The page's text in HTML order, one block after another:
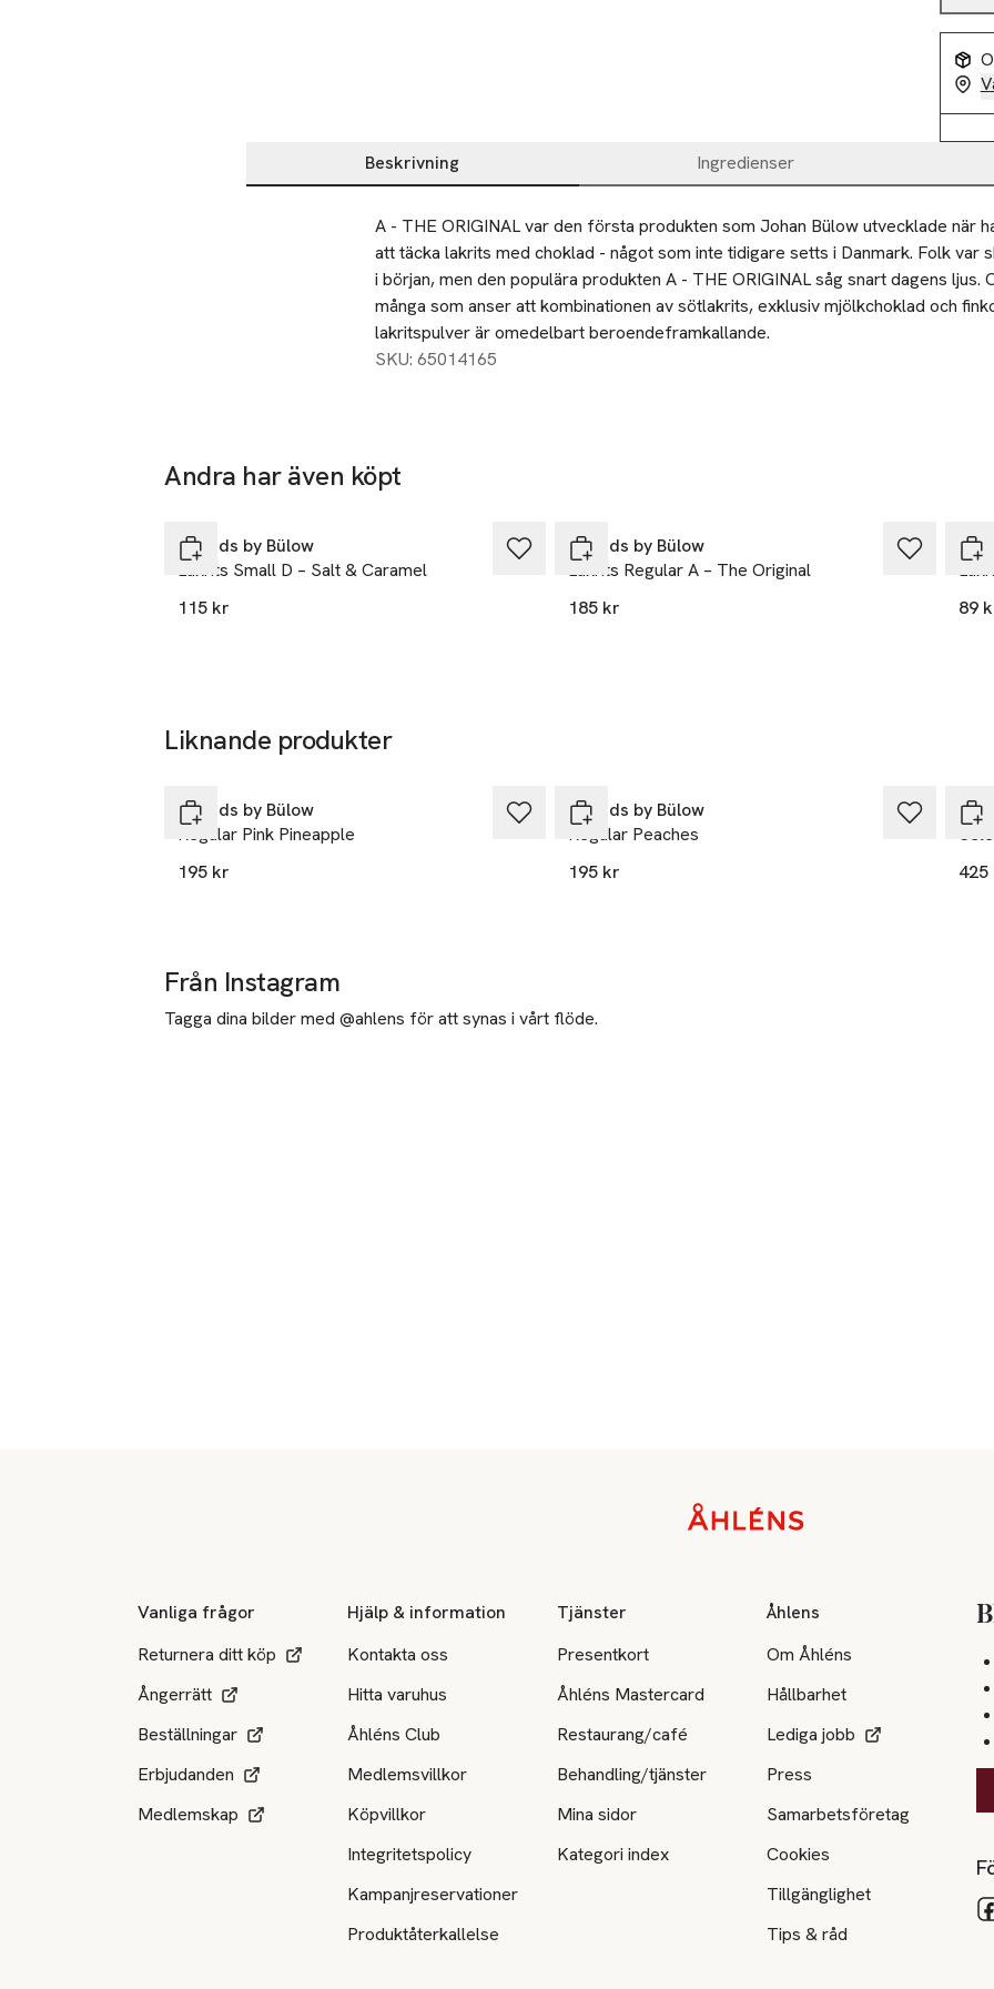
Beskrivning Ingredienser
Beskrivning
A - THE ORIGINAL var den första produkten som Johan Bülow utvecklade när
att täcka lakrits med choklad - något som inte tidigare setts i Danmark. Folk var
i början, men den populära produkten A - THE ORIGINAL såg snart dagens ljus.
många som anser att kombinationen av sötlakrits, exklusiv mjölkchoklad och
lakritspulver är omedelbart beroendeframkallande.
SKU: 65014165
Andra har även köpt
Lakrids by Bülow
Lakrits Small D – Salt & Caramel
115 kr
Lakrids by Bülow
Lakrits Regular A – The Original
185 kr
89
Liknande produkter
Lakrids by Bülow
Regular Pink Pineapple
195 kr
Lakrids by Bülow
Regular Peaches
195 kr
425
Från Instagram
Tagga dina bilder med @ahlens för att synas i vårt flöde.
Vanliga frågor
Returnera ditt köp
Ångerrätt
Beställningar
Erbjudanden
Medlemskap
Hjälp & information
Kontakta oss
Hitta varuhus
Åhléns Club
Medlemsvillkor
Köpvillkor
Integritetspolicy
Kampanjreservationer
Produktåterkallelse
Tjänster
Presentkort
Åhléns Mastercard
Restaurang/café
Behandling/tjänster
Mina sidor
Kategori index
Åhlens
Om Åhléns
Hållbarhet
Lediga jobb
Press
Samarbetsföretag
Cookies
Tillgänglighet
Tips & råd